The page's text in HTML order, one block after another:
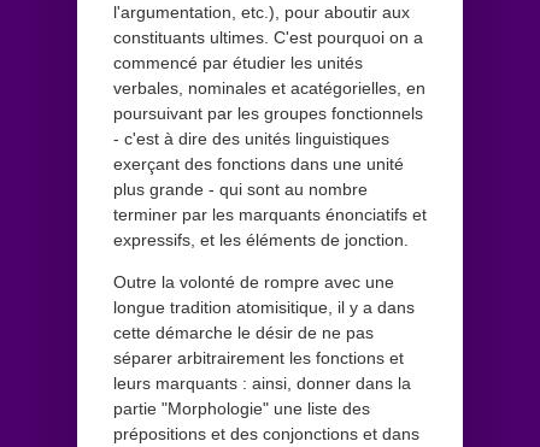
l'argumentation, etc.), pour aboutir aux
constituants ultimes. C'est pourquoi on a
commencé par étudier les unités
verbales, nominales et acatégorielles, en
poursuivant par les groupes fonctionnels
- c'est à dire des unités linguistiques
exerçant des fonctions dans une unité
plus grande - qui sont au nombre
terminer par les marquants énonciatifs et
expressifs, et les éléments de jonction.
Outre la volonté de rompre avec une
longue tradition atomisitique, il y a dans
cette démarche le désir de ne pas
séparer arbitrairement les fonctions et
leurs marquants : ainsi, donner dans la
partie "Morphologie" une liste des
prépositions et des conjonctions et dans